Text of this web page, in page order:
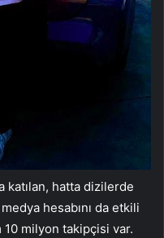
katılan, hatta dizilerde
hesabını da etkili
10 milyon takipçisi var.